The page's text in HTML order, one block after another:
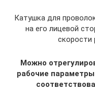
Катушка для
на его лицевой
скорости
Можно
рабочие